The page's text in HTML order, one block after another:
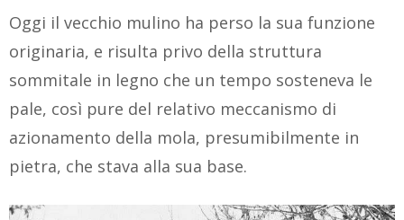
Oggi il vecchio mulino ha perso la sua funzione
originaria, e risulta privo della struttura
sommitale in legno che un tempo sosteneva le
pale, così pure del relativo meccanismo di
azionamento della mola, presumibilmente in
pietra, che stava alla sua base.